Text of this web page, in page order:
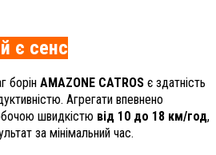
є сенс
борін AMAZONE CATROS є здатність
Агрегати впевнено
швидкістю від 10 до 18 км/год,
за мінімальний час.